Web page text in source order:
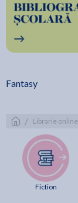
Fantasy
/ Librarie online
Fiction